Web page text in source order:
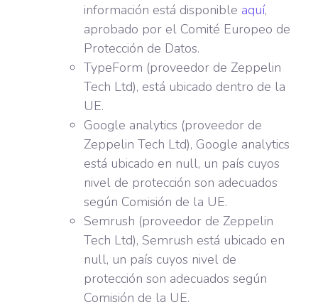
información está disponible aquí,
aprobado por el Comité Europeo de
Protección de Datos.
TypeForm (proveedor de Zeppelin
Tech Ltd), está ubicado dentro de la
UE.
Google analytics (proveedor de
Zeppelin Tech Ltd), Google analytics
está ubicado en null, un país cuyos
nivel de protección son adecuados
según Comisión de la UE.
Semrush (proveedor de Zeppelin
Tech Ltd), Semrush está ubicado en
null, un país cuyos nivel de
protección son adecuados según
Comisión de la UE.